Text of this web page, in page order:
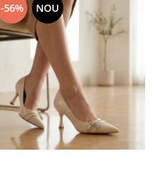
-56% NOU